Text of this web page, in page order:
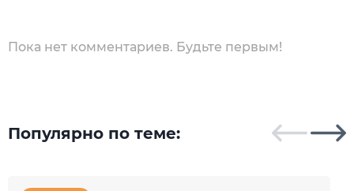
Пока нет комментариев. Будьте первым!
Популярно по теме: